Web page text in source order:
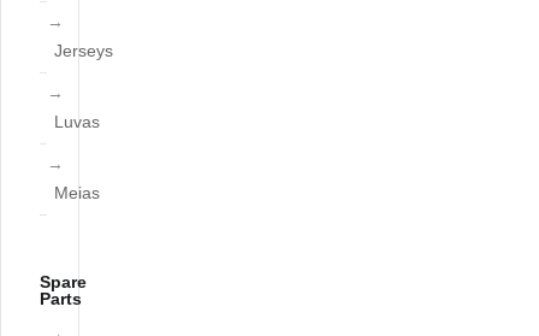
Jerseys
Luvas
Meias
Spare
Parts